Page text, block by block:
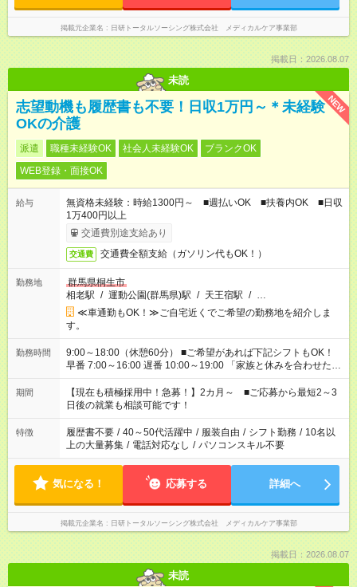
掲載元企業名 日研トータルソーシング株式会社 メディカルケア事業部
掲載日：2026.08.07
未読
NEW
志望動機も履歴書も不要！日収1万円～＊未経験
OKの介護
派遣 職種未経験OK 社会人未経験OK
ブランクOK
WEB登録・面接OK
給与
無資格未経験：時給1300円～ ■週払いOK ■扶養内OK ■日収
1万400円以上
交通費別途支給あり
交通費 交通費全額支給（ガソリン代もOK！）
勤務地
群馬県桐生市
相老駅 / 運動公園(群馬県)駅 / 天王宿駅 / …
≪車通勤もOK！≫ご自宅近くでご希望の勤務地を紹介しま
す。
勤務時間
9:00～18:00（休憩60分） ■ご希望があれば下記シフトもOK！
早番 7:00～16:00 遅番 10:00～19:00 「家族と休みを合わせた
い」 「余裕を持って夕飯の準備がしたい」 「できれば残業はし
たくない」 など、ご希望を教えてくださいね。 ※Wワーク希望
の方へ 今ご覧のお仕事で希望する勤務時間と、もう1つのお仕事
の勤務時間。 合計で週40時間を超える場合は応募できません。
期間
【現在も積極採用中！急募！】2カ月～ ■ご応募から最短2～3
日後の就業も相談可能です！
特徴 履歴書不要 / 40～50代活躍中 / 服装自由 / シフト勤務 / 10名以
上の大量募集 / 電話対応なし / パソコンスキル不要
気になる！ 応募する 詳細へ
掲載元企業名 日研トータルソーシング株式会社 メディカルケア事業部
掲載日：2026.08.07
未読